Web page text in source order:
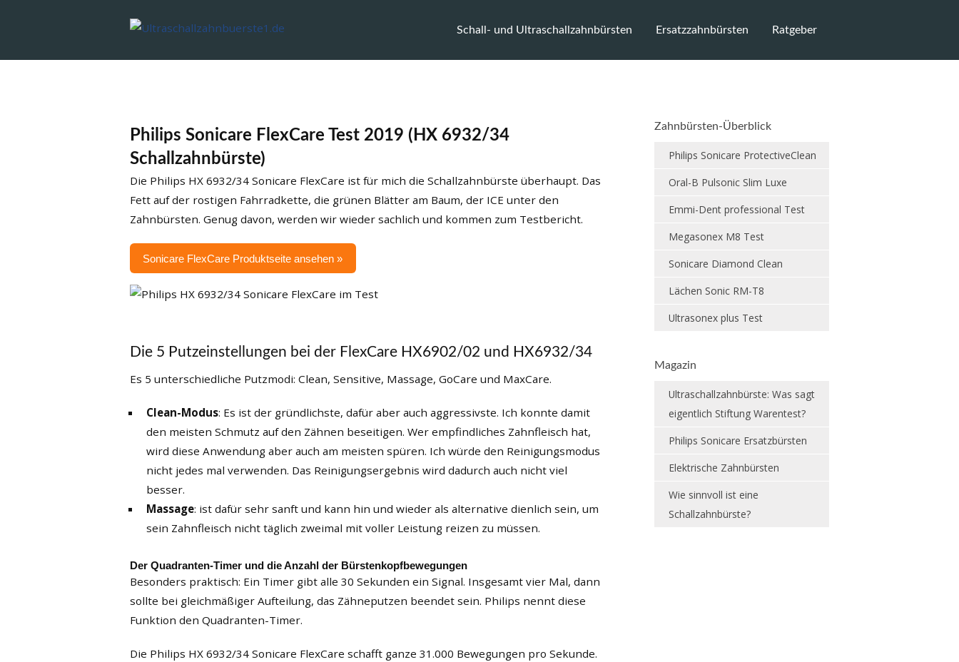
Schall- und Ultraschallzahnbürsten Ersatzzahnbürsten Ratgeber
Philips Sonicare FlexCare Test 2019 (HX 6932/34
Schallzahnbürste)
Die Philips HX 6932/34 Sonicare FlexCare ist für mich die Schallzahnbürste überhaupt. Das
Fett auf der rostigen Fahrradkette, die grünen Blätter am Baum, der ICE unter den
Zahnbürsten. Genug davon, werden wir wieder sachlich und kommen zum Testbericht.
Sonicare FlexCare Produktseite ansehen »
Die 5 Putzeinstellungen bei der FlexCare HX6902/02 und HX6932/34
Es 5 unterschiedliche Putzmodi: Clean, Sensitive, Massage, GoCare und MaxCare.
Clean-Modus: Es ist der gründlichste, dafür aber auch aggressivste. Ich konnte damit
den meisten Schmutz auf den Zähnen beseitigen. Wer empfindliches Zahnfleisch hat,
wird diese Anwendung aber auch am meisten spüren. Ich würde den Reinigungsmodus
nicht jedes mal verwenden. Das Reinigungsergebnis wird dadurch auch nicht viel
besser.
Massage: ist dafür sehr sanft und kann hin und wieder als alternative dienlich sein, um
sein Zahnfleisch nicht täglich zweimal mit voller Leistung reizen zu müssen.
Der Quadranten-Timer und die Anzahl der Bürstenkopfbewegungen
Besonders praktisch: Ein Timer gibt alle 30 Sekunden ein Signal. Insgesamt vier Mal, dann
sollte bei gleichmäßiger Aufteilung, das Zähneputzen beendet sein. Philips nennt diese
Funktion den Quadranten-Timer.
Die Philips HX 6932/34 Sonicare FlexCare schafft ganze 31.000 Bewegungen pro Sekunde.
Zahnbürsten-Überblick
Philips Sonicare ProtectiveClean
Oral-B Pulsonic Slim Luxe
Emmi-Dent professional Test
Megasonex M8 Test
Sonicare Diamond Clean
Lächen Sonic RM-T8
Ultrasonex plus Test
Magazin
Ultraschallzahnbürste: Was sagt
eigentlich Stiftung Warentest?
Philips Sonicare Ersatzbürsten
Elektrische Zahnbürsten
Wie sinnvoll ist eine
Schallzahnbürste?